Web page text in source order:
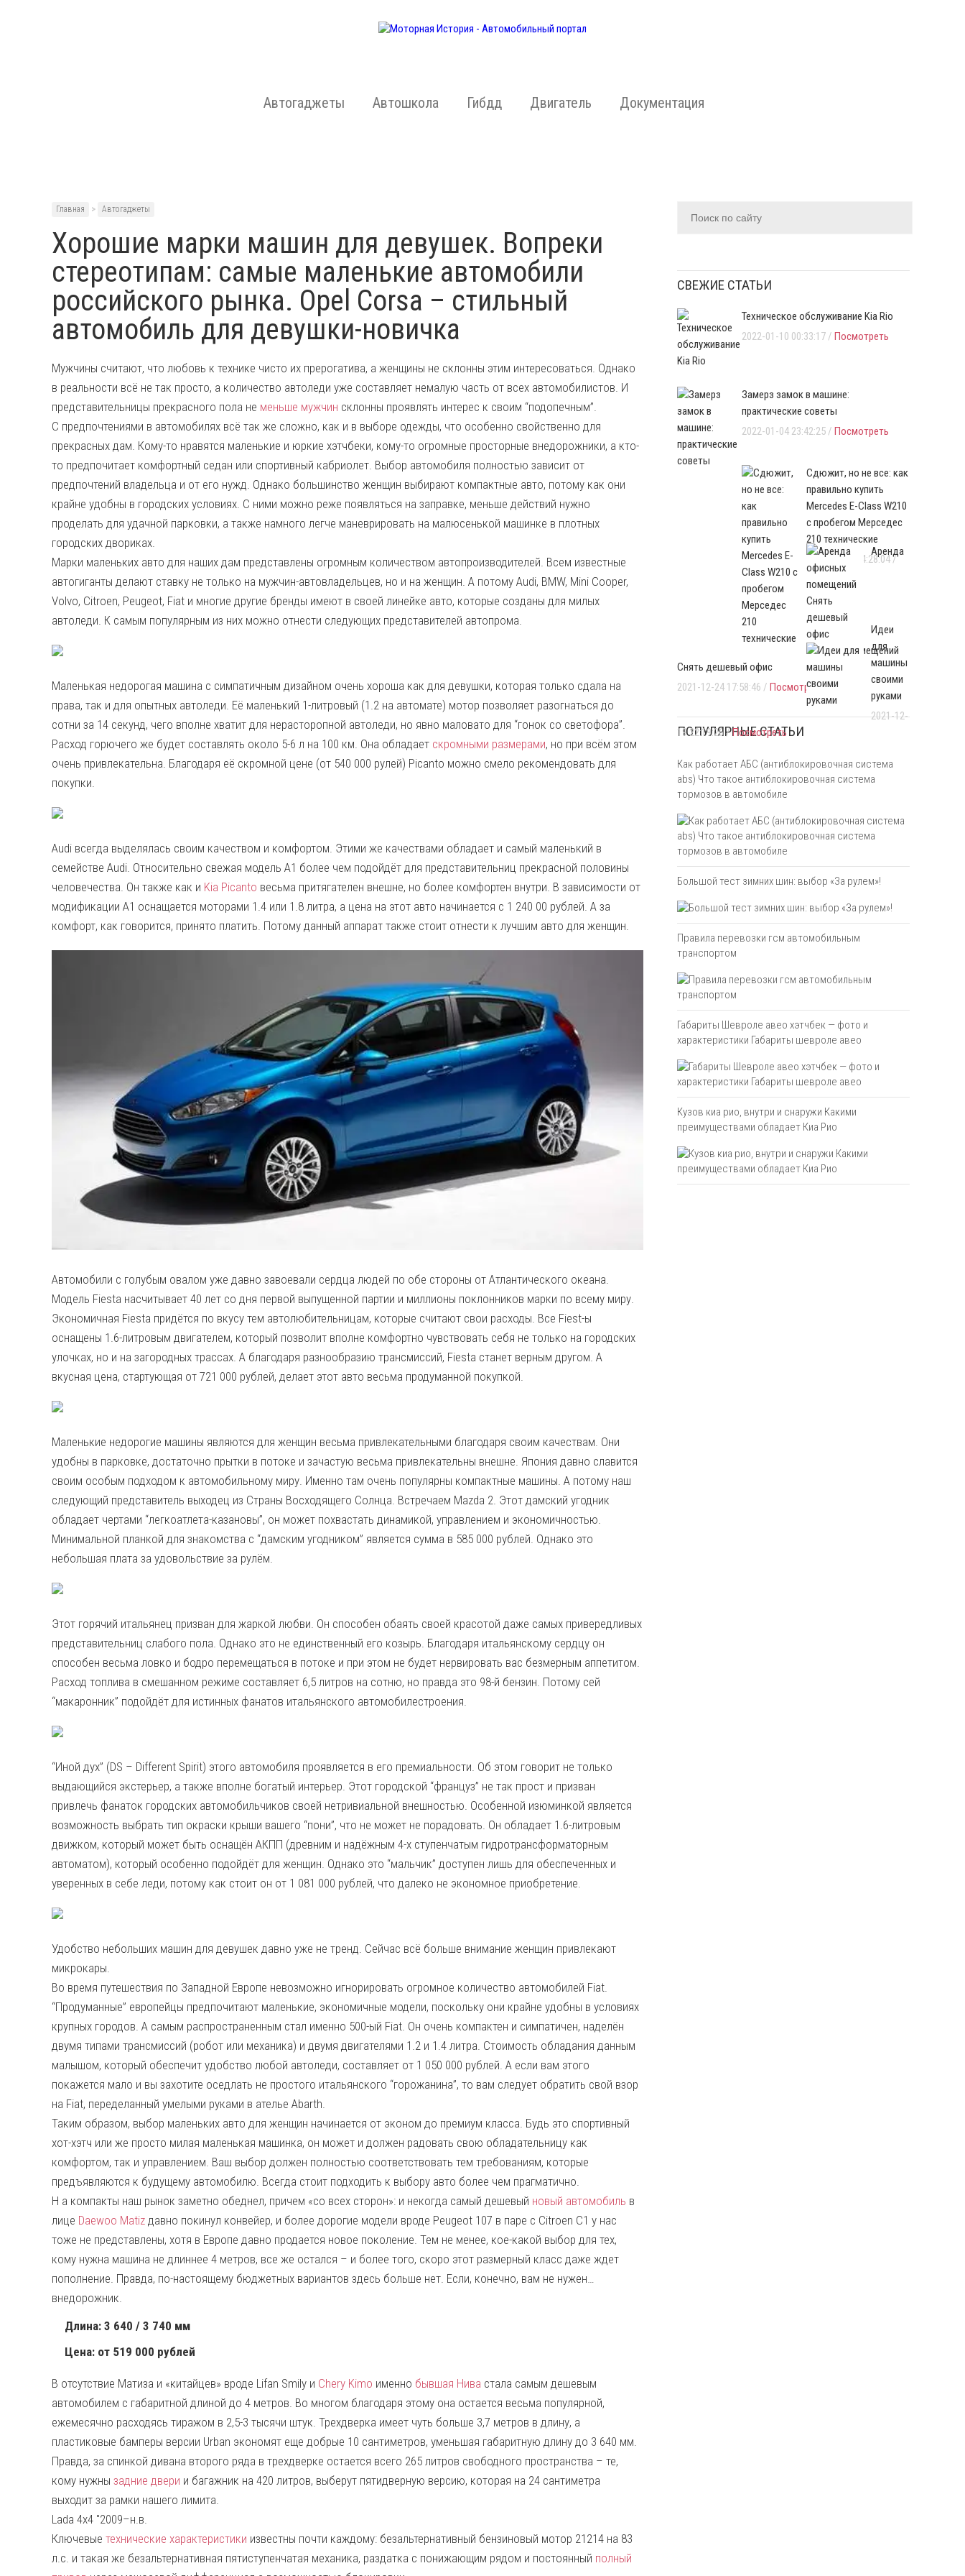
Автогаджеты Автошкола Гибдд Двигатель Документация
Главная > Автогаджеты
Хорошие марки машин для девушек. Вопреки
стереотипам: самые маленькие автомобили
российского рынка. Opel Corsa – стильный
автомобиль для девушки-новичка
Мужчины считают, что любовь к технике чисто их прерогатива, а женщины не склонны этим интересоваться. Однако
в реальности всё не так просто, а количество автоледи уже составляет немалую часть от всех автомобилистов. И
представительницы прекрасного пола не меньше мужчин склонны проявлять интерес к своим “подопечным”.
С предпочтениями в автомобилях всё так же сложно, как и в выборе одежды, что особенно свойственно для
прекрасных дам. Кому-то нравятся маленькие и юркие хэтчбеки, кому-то огромные просторные внедорожники, а кто-
то предпочитает комфортный седан или спортивный кабриолет. Выбор автомобиля полностью зависит от
предпочтений владельца и от его нужд. Однако большинство женщин выбирают компактные авто, потому как они
крайне удобны в городских условиях. С ними можно реже появляться на заправке, меньше действий нужно
проделать для удачной парковки, а также намного легче маневрировать на малюсенькой машинке в плотных
городских двориках.
Марки маленьких авто для наших дам представлены огромным количеством автопроизводителей. Всем известные
автогиганты делают ставку не только на мужчин-автовладельцев, но и на женщин. А потому Audi, BMW, Mini Cooper,
Volvo, Citroen, Peugeot, Fiat и многие другие бренды имеют в своей линейке авто, которые созданы для милых
автоледи. К самым популярным из них можно отнести следующих представителей автопрома.
Маленькая недорогая машина с симпатичным дизайном очень хороша как для девушки, которая только сдала на
права, так и для опытных автоледи. Её маленький 1-литровый (1.2 на автомате) мотор позволяет разогнаться до
сотни за 14 секунд, чего вполне хватит для нерасторопной автоледи, но явно маловато для “гонок со светофора”.
Расход горючего же будет составлять около 5-6 л на 100 км. Она обладает скромными размерами, но при всём этом
очень привлекательна. Благодаря её скромной цене (от 540 000 рулей) Picanto можно смело рекомендовать для
покупки.
Audi всегда выделялась своим качеством и комфортом. Этими же качествами обладает и самый маленький в
семействе Audi. Относительно свежая модель A1 более чем подойдёт для представительниц прекрасной половины
человечества. Он также как и Kia Picanto весьма притягателен внешне, но более комфортен внутри. В зависимости от
модификации A1 оснащается моторами 1.4 или 1.8 литра, а цена на этот авто начинается с 1 240 00 рублей. А за
комфорт, как говорится, принято платить. Потому данный аппарат также стоит отнести к лучшим авто для женщин.
Автомобили с голубым овалом уже давно завоевали сердца людей по обе стороны от Атлантического океана.
Модель Fiesta насчитывает 40 лет со дня первой выпущенной партии и миллионы поклонников марки по всему миру.
Экономичная Fiesta придётся по вкусу тем автолюбительницам, которые считают свои расходы. Все Fiest-ы
оснащены 1.6-литровым двигателем, который позволит вполне комфортно чувствовать себя не только на городских
улочках, но и на загородных трассах. А благодаря разнообразию трансмиссий, Fiesta станет верным другом. А
вкусная цена, стартующая от 721 000 рублей, делает этот авто весьма продуманной покупкой.
Маленькие недорогие машины являются для женщин весьма привлекательными благодаря своим качествам. Они
удобны в парковке, достаточно прытки в потоке и зачастую весьма привлекательны внешне. Япония давно славится
своим особым подходом к автомобильному миру. Именно там очень популярны компактные машины. А потому наш
следующий представитель выходец из Страны Восходящего Солнца. Встречаем Mazda 2. Этот дамский угодник
обладает чертами “легкоатлета-казановы”, он может похвастать динамикой, управлением и экономичностью.
Минимальной планкой для знакомства с “дамским угодником” является сумма в 585 000 рублей. Однако это
небольшая плата за удовольствие за рулём.
Этот горячий итальянец призван для жаркой любви. Он способен обаять своей красотой даже самых привередливых
представительниц слабого пола. Однако это не единственный его козырь. Благодаря итальянскому сердцу он
способен весьма ловко и бодро перемещаться в потоке и при этом не будет нервировать вас безмерным аппетитом.
Расход топлива в смешанном режиме составляет 6,5 литров на сотню, но правда это 98-й бензин. Потому сей
“макаронник” подойдёт для истинных фанатов итальянского автомобилестроения.
“Иной дух” (DS – Different Spirit) этого автомобиля проявляется в его премиальности. Об этом говорит не только
выдающийся экстерьер, а также вполне богатый интерьер. Этот городской “француз” не так прост и призван
привлечь фанаток городских автомобильчиков своей нетривиальной внешностью. Особенной изюминкой является
возможность выбрать тип окраски крыши вашего “пони”, что не может не порадовать. Он обладает 1.6-литровым
движком, который может быть оснащён АКПП (древним и надёжным 4-х ступенчатым гидротрансформаторным
автоматом), который особенно подойдёт для женщин. Однако это “мальчик” доступен лишь для обеспеченных и
уверенных в себе леди, потому как стоит он от 1 081 000 рублей, что далеко не экономное приобретение.
Удобство небольших машин для девушек давно уже не тренд. Сейчас всё больше внимание женщин привлекают
микрокары.
Во время путешествия по Западной Европе невозможно игнорировать огромное количество автомобилей Fiat.
“Продуманные” европейцы предпочитают маленькие, экономичные модели, поскольку они крайне удобны в условиях
крупных городов. А самым распространенным стал именно 500-ый Fiat. Он очень компактен и симпатичен, наделён
двумя типами трансмиссий (робот или механика) и двумя двигателями 1.2 и 1.4 литра. Стоимость обладания данным
малышом, который обеспечит удобство любой автоледи, составляет от 1 050 000 рублей. А если вам этого
покажется мало и вы захотите оседлать не простого итальянского “горожанина”, то вам следует обратить свой взор
на Fiat, переделанный умелыми руками в ателье Abarth.
Таким образом, выбор маленьких авто для женщин начинается от эконом до премиум класса. Будь это спортивный
хот-хэтч или же просто милая маленькая машинка, он может и должен радовать свою обладательницу как
комфортом, так и управлением. Ваш выбор должен полностью соответствовать тем требованиям, которые
предъявляются к будущему автомобилю. Всегда стоит подходить к выбору авто более чем прагматично.
Н а компакты наш рынок заметно обеднел, причем «со всех сторон»: и некогда самый дешевый новый автомобиль в
лице Daewoo Matiz давно покинул конвейер, и более дорогие модели вроде Peugeot 107 в паре с Citroen C1 у нас
тоже не представлены, хотя в Европе давно продается новое поколение. Тем не менее, кое-какой выбор для тех,
кому нужна машина не длиннее 4 метров, все же остался – и более того, скоро этот размерный класс даже ждет
пополнение. Правда, по-настоящему бюджетных вариантов здесь больше нет. Если, конечно, вам не нужен…
внедорожник.
Длина: 3 640 / 3 740 мм
Цена: от 519 000 рублей
В отсутствие Матиза и «китайцев» вроде Lifan Smily и Chery Kimo именно бывшая Нива стала самым дешевым
автомобилем с габаритной длиной до 4 метров. Во многом благодаря этому она остается весьма популярной,
ежемесячно расходясь тиражом в 2,5-3 тысячи штук. Трехдверка имеет чуть больше 3,7 метров в длину, а
пластиковые бамперы версии Urban экономят еще добрые 10 сантиметров, уменьшая габаритную длину до 3 640 мм.
Правда, за спинкой дивана второго ряда в трехдверке остается всего 265 литров свободного пространства – те,
кому нужны задние двери и багажник на 420 литров, выберут пятидверную версию, которая на 24 сантиметра
выходит за рамки нашего лимита.
Lada 4x4 "2009–н.в.
Ключевые технические характеристики известны почти каждому: безальтернативный бензиновый мотор 21214 на 83
л.с. и такая же безальтернативная пятиступенчатая механика, раздатка с понижающим рядом и постоянный полный
СВЕЖИЕ СТАТЬИ
Техническое обслуживание Kia Rio
2022-01-10 00:33:17 /Посмотреть
Замерз замок в машине:
практические советы
2022-01-04 23:42:25 /Посмотреть
Сдюжит, но не все: как
правильно купить
Mercedes E-Class W210
с пробегом Мерседес
210 технические
2021-12-30 04:28:04 /
Посмотреть
Аренда
офисных помещений
Снять дешевый офис
2021-12-24 17:58:46 /Посмотреть
Идеи
для
машины
своими
руками
2021-12-
19 22:19:26 /Посмотреть
ПОПУЛЯРНЫЕ СТАТЬИ
Как работает АБС (антиблокировочная система
abs) Что такое антиблокировочная система
тормозов в автомобиле
Большой тест зимних шин: выбор «За рулем»!
Правила перевозки гсм автомобильным
транспортом
Габариты Шевроле авео хэтчбек — фото и
характеристики Габариты шевроле авео
Кузов киа рио, внутри и снаружи Какими
преимуществами обладает Киа Рио